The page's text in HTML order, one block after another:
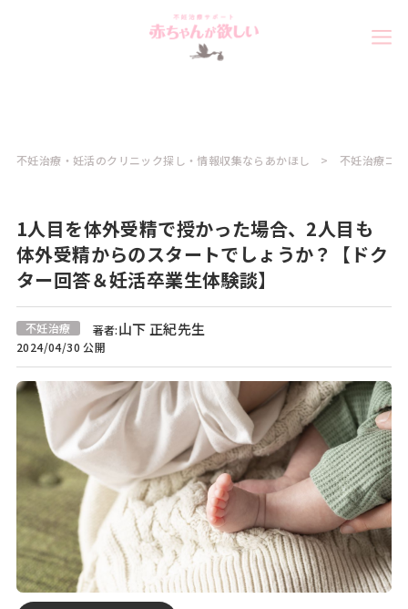
不妊治療・妊活のクリニック探し・情報収集ならあかほし 不妊治療コ
1人目を体外受精で授かった場合、2人目も
体外受精からのスタートでしょうか？【ドク
ター回答＆妊活卒業生体験談】
不妊治療 著者:山下 正紀先生
2024/04/30 公開